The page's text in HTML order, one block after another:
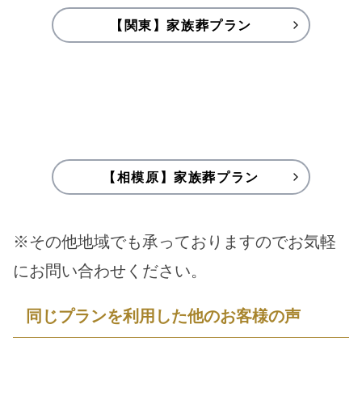
【関東】家族葬プラン
【相模原】家族葬プラン
※その他地域でも承っておりますのでお気軽
にお問い合わせください。
同じプランを利用した他のお客様の声